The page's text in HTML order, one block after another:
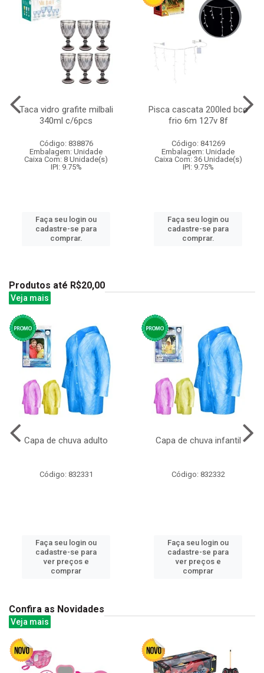
Taca vidro grafite milbali
340ml c/6pcs
Código: 838876
Embalagem: Unidade
Caixa Com: 8 Unidade(s)
IPI: 9.75%
Faça seu login ou
cadastre-se para
comprar.
Pisca cascata 200led bco
frio 6m 127v 8f
Código: 841269
Embalagem: Unidade
Caixa Com: 36 Unidade(s)
IPI: 9.75%
Faça seu login ou
cadastre-se para
comprar.
Produtos até R$20,00
Veja mais
Capa de chuva adulto
Código: 832331
Faça seu login ou
cadastre-se para
ver preços e
comprar
Capa de chuva infantil
Código: 832332
Faça seu login ou
cadastre-se para
ver preços e
comprar
Confira as Novidades
Veja mais